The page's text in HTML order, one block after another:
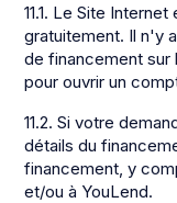
11.1. Le Site
gratuitement. Il n'y
de financement sur
pour ouvrir un
11.2. Si votre
détails du
financement, y
et/ou à YouLend.